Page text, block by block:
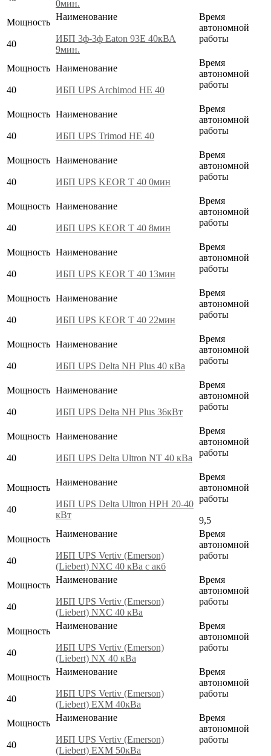
0мин.
Мощность
40
Наименование
ИБП 3ф-3ф Eaton 93E 40кВА
9мин.
Время
автономной
работы
Мощность
40
Наименование
ИБП UPS Archimod HE 40
Время
автономной
работы
Мощность
40
Наименование
ИБП UPS Trimod HE 40
Время
автономной
работы
Мощность
40
Наименование
ИБП UPS KEOR T 40 0мин
Время
автономной
работы
Мощность
40
Наименование
ИБП UPS KEOR T 40 8мин
Время
автономной
работы
Мощность
40
Наименование
ИБП UPS KEOR T 40 13мин
Время
автономной
работы
Мощность
40
Наименование
ИБП UPS KEOR T 40 22мин
Время
автономной
работы
Мощность
40
Наименование
ИБП UPS Delta NH Plus 40 кВа
Время
автономной
работы
Мощность
40
Наименование
ИБП UPS Delta NH Plus 36кВт
Время
автономной
работы
Мощность
40
Наименование
ИБП UPS Delta Ultron NT 40 кВа
Время
автономной
работы
Мощность
40
Наименование
ИБП UPS Delta Ultron HPH 20-40
кВт
Время
автономной
работы
9,5
Мощность
40
Наименование
ИБП UPS Vertiv (Emerson)
(Liebert) NXC 40 кВа с акб
Время
автономной
работы
Мощность
40
Наименование
ИБП UPS Vertiv (Emerson)
(Liebert) NXC 40 кВа
Время
автономной
работы
Мощность
40
Наименование
ИБП UPS Vertiv (Emerson)
(Liebert) NX 40 кВа
Время
автономной
работы
Мощность
40
Наименование
ИБП UPS Vertiv (Emerson)
(Liebert) EXM 40кВа
Время
автономной
работы
Мощность
40
Наименование
ИБП UPS Vertiv (Emerson)
(Liebert) EXM 50кВа
Время
автономной
работы